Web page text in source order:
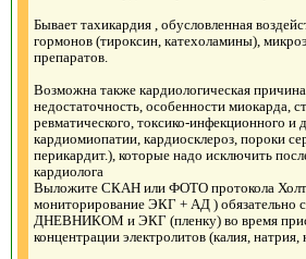
Бывает тахикардия , обусловленная
гормонов (тироксин, катехоламины),
препаратов.
Возможна также кардиологическая
недостаточность, особенности миокарда,
ревматического, токсико-инфекционного и
кардиомиопатии, кардиосклероз, пороки
перикардит.), которые надо исключить
кардиолога
Выложите СКАН или ФОТО протокола
мониторирование ЭКГ + АД )
ДНЕВНИКОМ и ЭКГ (пленку) во время
концентрации электролитов (калия, натрия,